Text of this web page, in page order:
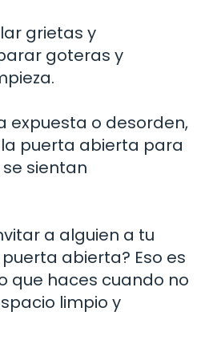
grietas y
goteras y
expuesta o desorden,
puerta abierta para
sientan
a alguien a tu
abierta? Eso es
que haces cuando no
limpio y